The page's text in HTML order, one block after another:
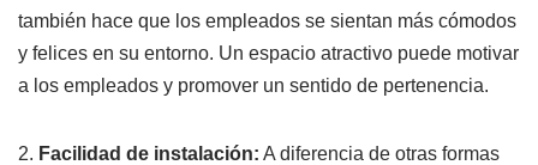
también hace que los empleados se sientan más cómodos
y felices en su entorno. Un espacio atractivo puede motivar
a los empleados y promover un sentido de pertenencia.
2. Facilidad de instalación: A diferencia de otras formas